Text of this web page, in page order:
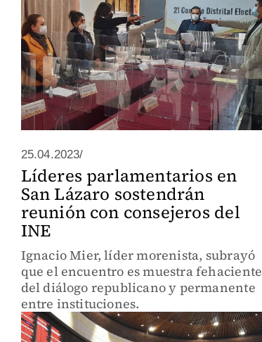
25.04.2023/
Líderes parlamentarios en
San Lázaro sostendrán
reunión con consejeros del
INE
Ignacio Mier, líder morenista, subrayó
que el encuentro es muestra fehaciente
del diálogo republicano y permanente
entre instituciones.